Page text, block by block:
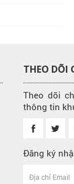
THEO DÕI
Theo dõi
thông tin
Đăng ký